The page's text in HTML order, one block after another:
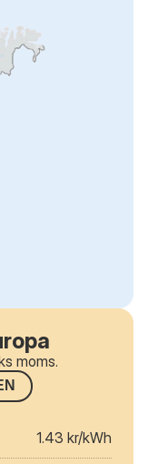
moms.
1.43 kr/kWh